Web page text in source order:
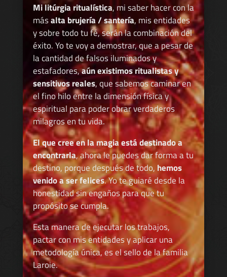
Mi litúrgia ritualística, mi saber hacer con la
másalta brujería / santería, mis entidades
y sobre todo tu fé, serán la combinación del
éxito. Yo te voy a demostrar, que a pesar de
la cantidad de falsos iluminados y
estafadores,aún existimos ritualistas y
sensitivos reales, que sabemos caminar en
el fino hilo entre la dimensión física y
espiritual para poder obrar verdaderos
milagros en tu vida.
El que cree en la magia está destinado a
encontrarla, ahora le puedes dar forma a tu
destino, porque después de todo, hemos
venido a ser felices. Yo te guiaré desde la
honestidad sin engaños para que tu
propósito se cumpla.
Esta manera de ejecutar los trabajos,
pactar con mis entidades y aplicar una
metodología única, es el sello de la familia
Laroie.